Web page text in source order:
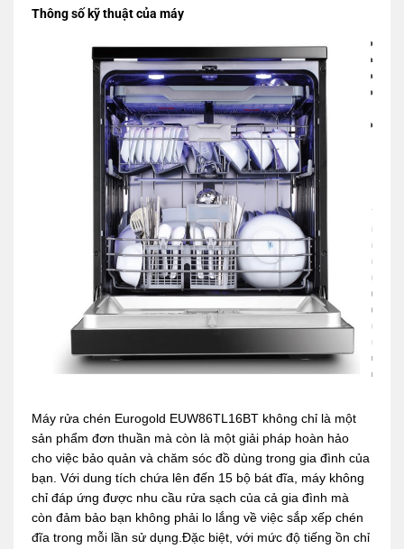
Thông số kỹ thuật của máy
Máy rửa chén Eurogold EUW86TL16BT không chỉ là một
sản phẩm đơn thuần mà còn là một giải pháp hoàn hảo
cho việc bảo quản và chăm sóc đồ dùng trong gia đình của
bạn. Với dung tích chứa lên đến 15 bộ bát đĩa, máy không
chỉ đáp ứng được nhu cầu rửa sạch của cả gia đình mà
còn đảm bảo bạn không phải lo lắng về việc sắp xếp chén
đĩa trong mỗi lần sử dụng.Đặc biệt, với mức độ tiếng ồn chỉ